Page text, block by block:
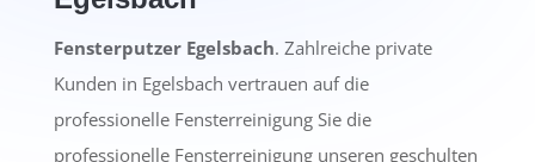
Fensterputzer Egelsbach. Zahlreiche private
Kunden in Egelsbach vertrauen auf die
professionelle Fensterreinigung Sie die
professionelle Fensterreinigung unseren geschulten